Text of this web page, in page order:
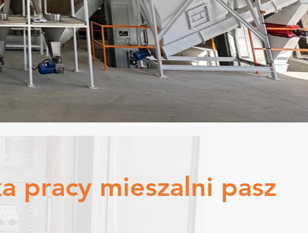
pracy mieszalni pasz